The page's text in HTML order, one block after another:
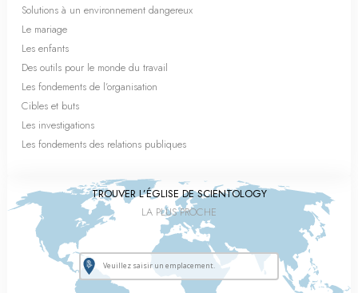
Solutions à un environnement dangereux
Le mariage
Les enfants
Des outils pour le monde du travail
Les fondements de l’organisation
Cibles et buts
Les investigations
Les fondements des relations publiques
TROUVER L’ÉGLISE DE SCIENTOLOGY
LA PLUS PROCHE